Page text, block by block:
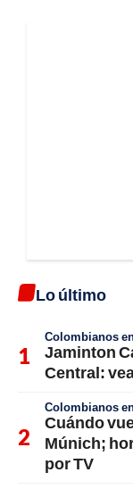
Lo último
Colombianos
Jaminton
Central:
Colombianos
Cuándo
Múnich;
por TV